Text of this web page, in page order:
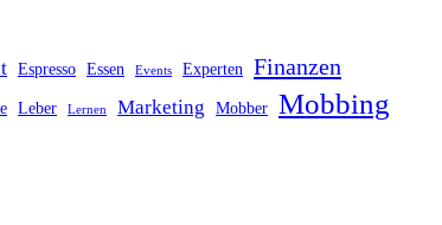
Espresso Essen Events Experten Finanzen
Leber Lernen Marketing Mobber Mobbing